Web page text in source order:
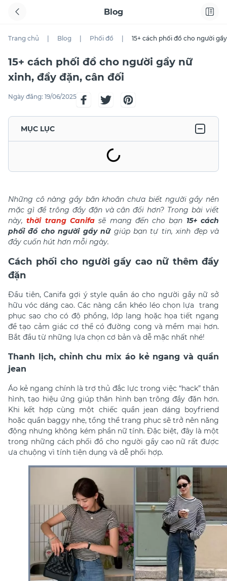
Blog
Trang chủ Blog Phối đồ 15+ cách phối đồ cho người
15+ cách phối đồ cho người gầy nữ
xinh, đầy đặn, cân đối
Ngày đăng: 19/06/2025
MỤC LỤC
Những cô nàng gầy băn khoăn chưa biết người gầy nên
mặc gì để trông đầy đặn và cân đối hơn? Trong bài viết
này,thời trang Canifasẽ mang đến cho bạn 15+ cách
phối đồ cho người gầy nữgiúp bạn tự tin, xinh đẹp và
đầy cuốn hút hơn mỗi ngày.
Cách phối cho người gầy cao nữ thêm đầy
đặn
Đầu tiên, Canifa gợi ý style quần áo cho người gầy nữ sở
hữu vóc dáng cao. Các nàng cần khéo léo chọn lựa trang
phục sao cho có độ phồng, lớp lang hoặc họa tiết ngang
để tạo cảm giác cơ thể có đường cong và mềm mại hơn.
Bắt đầu từ những lựa chọn cơ bản và dễ mặc nhất nhé!
Thanh lịch, chỉnh chu mix áo kẻ ngang và quần
jean
Áo kẻ ngang chính là trợ thủ đắc lực trong việc “hack” thân
hình, tạo hiệu ứng giúp thân hình bạn trông đầy đặn hơn.
Khi kết hợp cùng một chiếc quần jean dáng boyfriend
hoặc quần baggy nhẹ, tổng thể trang phục sẽ trở nên năng
động nhưng không kém phần nữ tính. Đặc biệt, đây là một
trong những cách phối đồ cho người gầy cao nữ rất được
ưa chuộng vì tính tiện dụng và dễ phối hợp.